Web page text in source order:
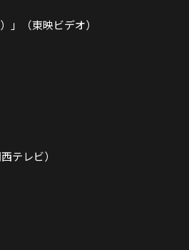
（東映ビデオ）
テレビ）